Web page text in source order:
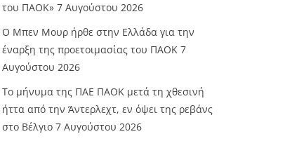
του ΠΑΟΚ» 7 Αυγούστου 2026
O Mπεν Μουρ ήρθε στην Ελλάδα για την
έναρξη της προετοιμασίας του ΠΑΟΚ 7
Αυγούστου 2026
Το μήνυμα της ΠΑΕ ΠΑΟΚ μετά τη χθεσινή
ήττα από την Άντερλεχτ, εν όψει της ρεβάνς
στο Βέλγιο 7 Αυγούστου 2026